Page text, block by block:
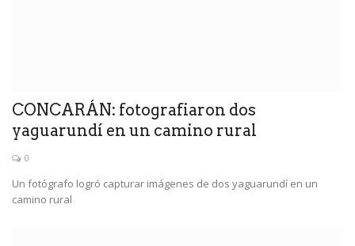
CONCARÁN: fotografiaron dos
yaguarundí en un camino rural
0
Un fotógrafo logró capturar imágenes de dos yaguarundí en un
camino rural